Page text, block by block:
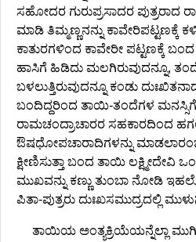
ಸಹೋದರ ಗುರುಪ್ರಸಾದರ ಪುತ್ರರಾದ
ಮಾಡಿ ತಿಮ್ಮಣ್ಣನನ್ನು ಕಾವೇರಿಪಟ್ಟಣಕ್ಕೆ
ಕಾತುರಗಳಿಂದ ಕಾವೇರೀ ಪಟ್ಟಣಕ್ಕೆ
ಹಾಸಿಗೆ ಹಿಡಿದು ಮಲಗಿರುವುದನ್ನೂ,
ಬಳಲುತ್ತಿರುವುದನ್ನೂ ಕಂಡು
ಬಂದಿದ್ದರಿಂದ ತಾಯಿ-ತಂದೆಗಳ
ರಾಮಚಂದ್ರಾಚಾರರ ಸಹಕಾರದಿಂದ
ಔಷಧೋಪಚಾರಾದಿಗಳನ್ನು
ಕ್ಷೀಣಿಸುತ್ತಾ ಬಂದ ತಾಯಿ ಲಕ್ಷ್ಮೀದೇವಿ
ಮುಖವನ್ನು ಕಣ್ಣು ತುಂಬಾ ನೋಡಿ
ಪಿತಾ-ಪುತ್ರರು ದುಃಖಸಮುದ್ರದಲ್ಲಿ
ತಾಯಿಯ ಅಂತ್ಯಕ್ರಿಯೆಯನ್ನೆಲ್ಲಾ